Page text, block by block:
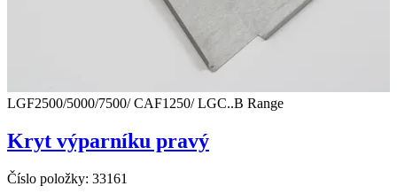
LGF2500/5000/7500/ CAF1250/ LGC..B Range
Kryt výparníku pravý
Číslo položky: 33161